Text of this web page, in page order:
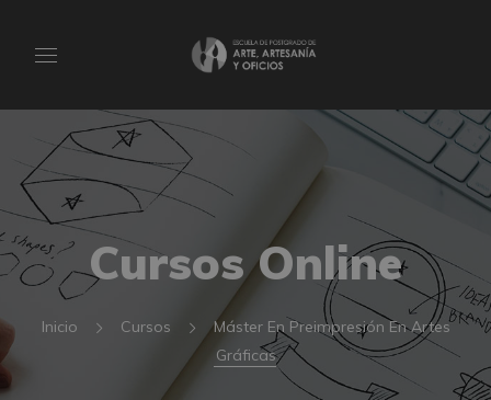
Cursos Online
Inicio Cursos
Máster En Preimpresión En Artes
Gráficas